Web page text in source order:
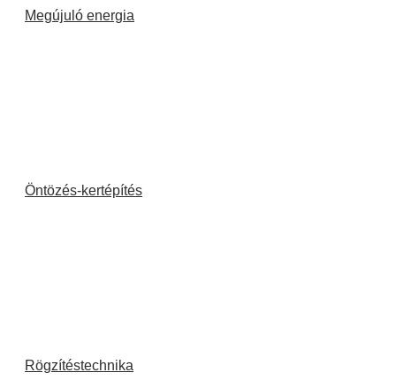
Megújuló energia
Öntözés-kertépítés
Rögzítéstechnika